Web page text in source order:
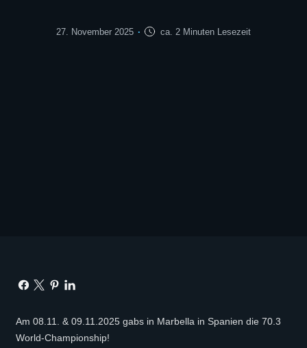
27. November 2025 ca. 2 Minuten Lesezeit
Am 08.11. & 09.11.2025 gabs in Marbella in Spanien die 70.3
World-Championship!